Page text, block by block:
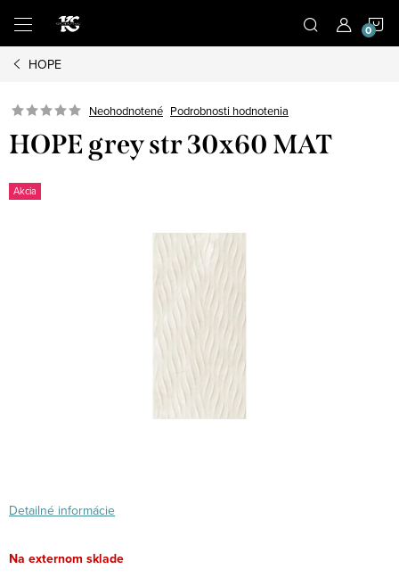
obsah
HOPE
Neohodnotené Podrobnosti hodnotenia
HOPE grey str 30x60 MAT
Akcia
Detailné informácie
Na externom sklade